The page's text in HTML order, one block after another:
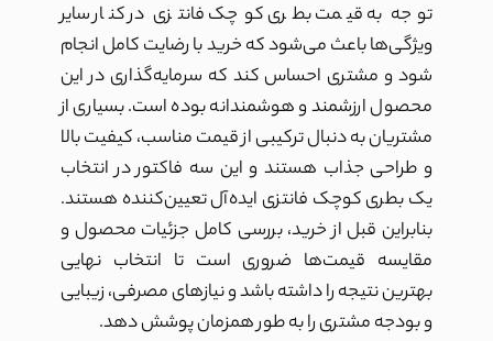
توجه به قیمت بطری کوچک فانتزی در کنار سایر
ویژگی‌ها باعث می‌شود که خرید با رضایت کامل انجام
شود و مشتری احساس کند که سرمایه‌گذاری در این
محصول ارزشمند و هوشمندانه بوده است. بسیاری از
مشتریان به دنبال ترکیبی از قیمت مناسب، کیفیت بالا
و طراحی جذاب هستند و این سه فاکتور در انتخاب
یک بطری کوچک فانتزی ایده‌آل تعیین‌کننده هستند.
بنابراین قبل از خرید، بررسی کامل جزئیات محصول و
مقایسه قیمت‌ها ضروری است تا انتخاب نهایی
بهترین نتیجه را داشته باشد و نیازهای مصرفی، زیبایی
و بودجه مشتری را به طور همزمان پوشش دهد.